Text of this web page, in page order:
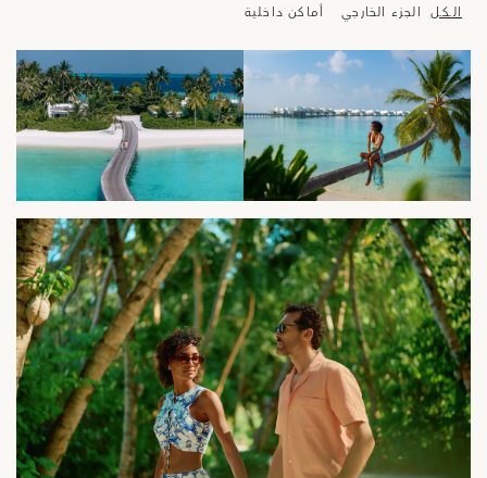
الـكـل الجزء الخارجي أماكن داخلية